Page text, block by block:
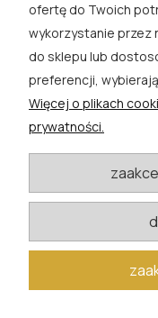
W razie pytań i
biuro@rosacwik.pl
ofertę do Twoich
wykorzystanie przez
do sklepu lub
preferencji,
Więcej o plikach
prywatności.